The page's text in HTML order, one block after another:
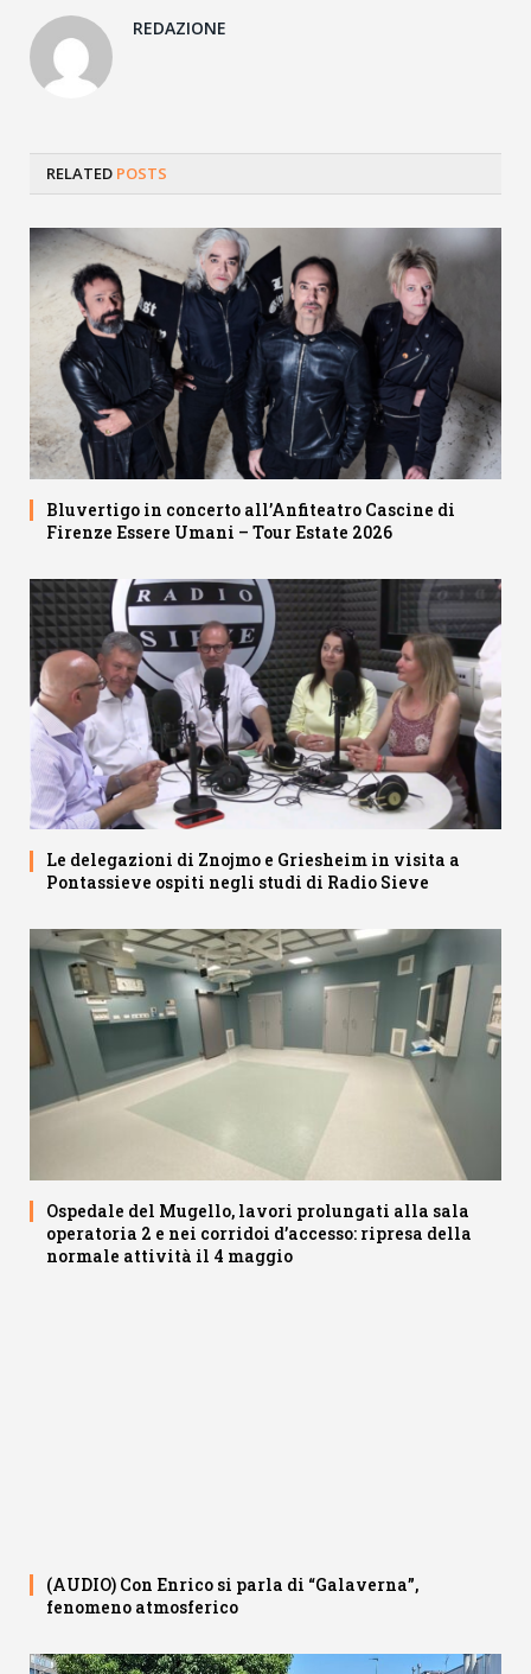
REDAZIONE
RELATED POSTS
Bluvertigo in concerto all’Anfiteatro Cascine di
Firenze Essere Umani – Tour Estate 2026
Le delegazioni di Znojmo e Griesheim in visita a
Pontassieve ospiti negli studi di Radio Sieve
Ospedale del Mugello, lavori prolungati alla sala
operatoria 2 e nei corridoi d’accesso: ripresa della
normale attività il 4 maggio
(AUDIO) Con Enrico si parla di “Galaverna”,
fenomeno atmosferico